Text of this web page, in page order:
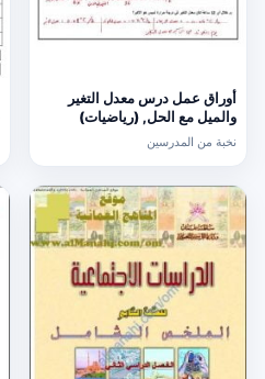
أوراق عمل درس معدل التغير
والميل مع الحل, (رياضيات)
الحادي عشر العام
نخبة من المدرسين